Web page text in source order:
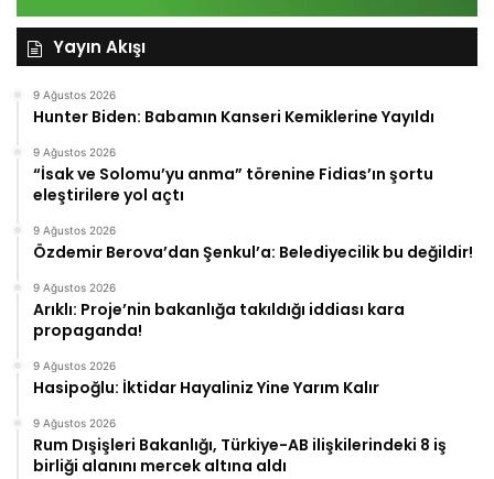
Yayın Akışı
9 Ağustos 2026
Hunter Biden: Babamın Kanseri Kemiklerine Yayıldı
9 Ağustos 2026
“İsak ve Solomu’yu anma” törenine Fidias’ın şortu
eleştirilere yol açtı
9 Ağustos 2026
Özdemir Berova’dan Şenkul’a: Belediyecilik bu değildir!
9 Ağustos 2026
Arıklı: Proje’nin bakanlığa takıldığı iddiası kara
propaganda!
9 Ağustos 2026
Hasipoğlu: İktidar Hayaliniz Yine Yarım Kalır
9 Ağustos 2026
Rum Dışişleri Bakanlığı, Türkiye-AB ilişkilerindeki 8 iş
birliği alanını mercek altına aldı